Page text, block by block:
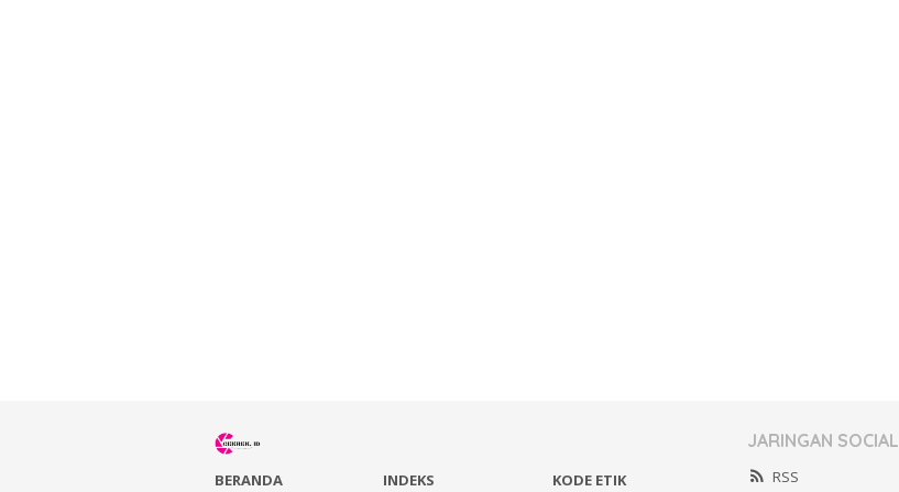
BERANDA INDEKS KODE ETIK
JARINGAN SOCIAL
RSS